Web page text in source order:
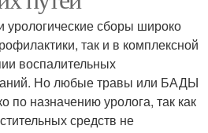
сборы широко
так и в комплексной
воспалительных
Но любые травы или БАДЫ
по назначению уролога, так как
средств не